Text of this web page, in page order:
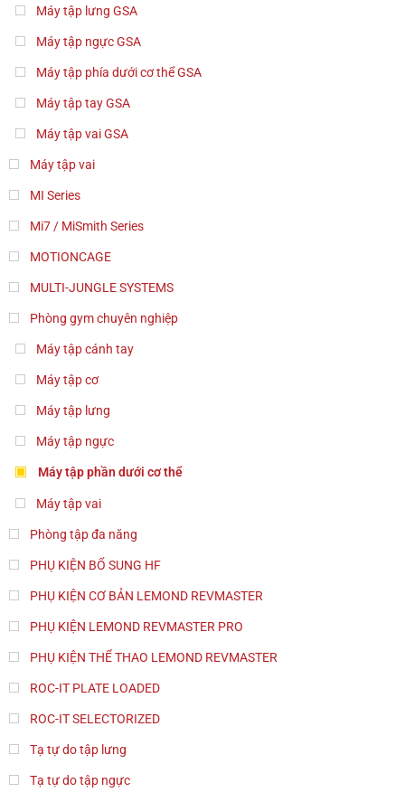
Máy tập lưng GSA
Máy tập ngực GSA
Máy tập phía dưới cơ thể GSA
Máy tập tay GSA
Máy tập vai GSA
Máy tập vai
MI Series
Mi7 / MiSmith Series
MOTIONCAGE
MULTI-JUNGLE SYSTEMS
Phòng gym chuyên nghiệp
Máy tập cánh tay
Máy tập cơ
Máy tập lưng
Máy tập ngực
Máy tập phần dưới cơ thể
Máy tập vai
Phòng tập đa năng
PHỤ KIỆN BỔ SUNG HF
PHỤ KIỆN CƠ BẢN LEMOND REVMASTER
PHỤ KIỆN LEMOND REVMASTER PRO
PHỤ KIỆN THỂ THAO LEMOND REVMASTER
ROC-IT PLATE LOADED
ROC-IT SELECTORIZED
Tạ tự do tập lưng
Tạ tự do tập ngực